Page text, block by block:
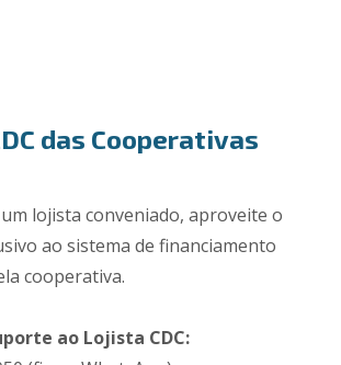
das Cooperativas
um lojista conveniado, aproveite o
ao sistema de financiamento
cooperativa.
ao Lojista CDC: